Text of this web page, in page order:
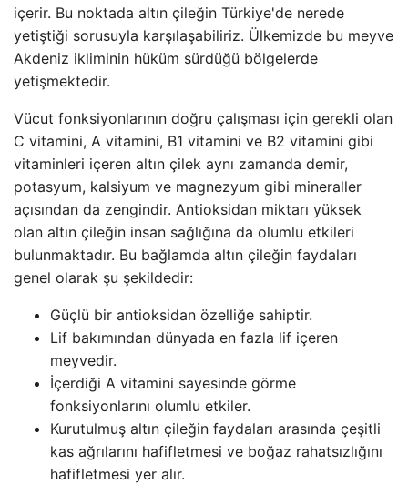
içerir. Bu noktada altın çileğin Türkiye'de nerede
yetiştiği sorusuyla karşılaşabiliriz. Ülkemizde bu meyve
Akdeniz ikliminin hüküm sürdüğü bölgelerde
yetişmektedir.
Vücut fonksiyonlarının doğru çalışması için gerekli olan
C vitamini, A vitamini, B1 vitamini ve B2 vitamini gibi
vitaminleri içeren altın çilek aynı zamanda demir,
potasyum, kalsiyum ve magnezyum gibi mineraller
açısından da zengindir. Antioksidan miktarı yüksek
olan altın çileğin insan sağlığına da olumlu etkileri
bulunmaktadır. Bu bağlamda altın çileğin faydaları
genel olarak şu şekildedir:
Güçlü bir antioksidan özelliğe sahiptir.
Lif bakımından dünyada en fazla lif içeren
meyvedir.
İçerdiği A vitamini sayesinde görme
fonksiyonlarını olumlu etkiler.
Kurutulmuş altın çileğin faydaları arasında çeşitli
kas ağrılarını hafifletmesi ve boğaz rahatsızlığını
hafifletmesi yer alır.